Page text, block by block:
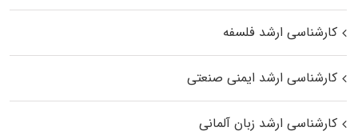
کارشناسی ارشد فلسفه
کارشناسی ارشد ایمنی صنعتی
کارشناسی ارشد زبان آلمانی